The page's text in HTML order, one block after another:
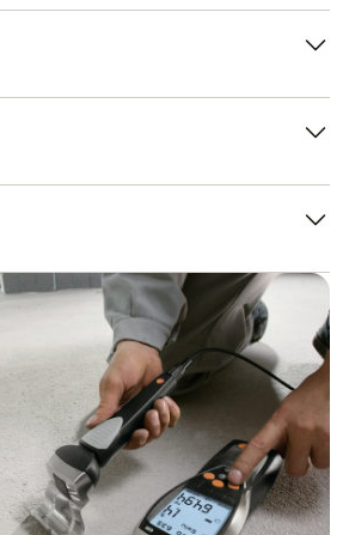
此時，讓感測器移動起來能起到輔
牙的探頭 與外界空氣的交換，以及
件的水份遷移。
識別易黴變的位置，並採取相應措施
由歐盟統一的標準和準則規定。 其
備調試的濕度測量精度應達± 15%。
的物料水份計進行測定，以獲取符合標
始終為您保駕護航。